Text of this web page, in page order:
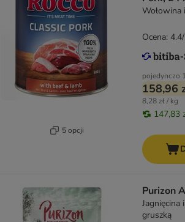
5 opcji
Wołowina
pojedynczo
158,96
8,28 zł / kg
147,83
Ocena:
Purizon
Jagnięcina
gruszką